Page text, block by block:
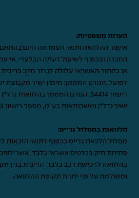
הערות משפטיות:
אישור ההלוואה ותנאי העמדתה הינם בהתאם
החברה ובכפוף לשיקול דעתה הבלעדי. אי
או בהחזר האשראי עלולה לגרור חיוב בריבית
רישיון 54414. הגורם המממן
ישיר נדל"ן ומשכנתאות בע"מ, מספר רישיון 63673.
הלוואות במסלול גרייס:
מסלול הלוואת גרייס בכפוף לתנאי
פתיחת תיק בכרטיס אשראי בלבד, אשר
בהלוואה לרכישת רכב בלבד. הריבית בגין
ומשולמת על פני יתרת תקופת ההלוואה.